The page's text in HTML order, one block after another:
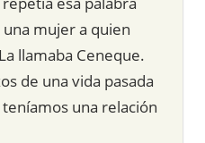
mujer a quien
llamaba Ceneque.
de una vida pasada
una relación